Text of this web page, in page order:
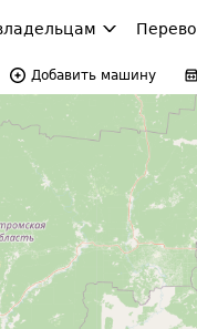
Добавить машину